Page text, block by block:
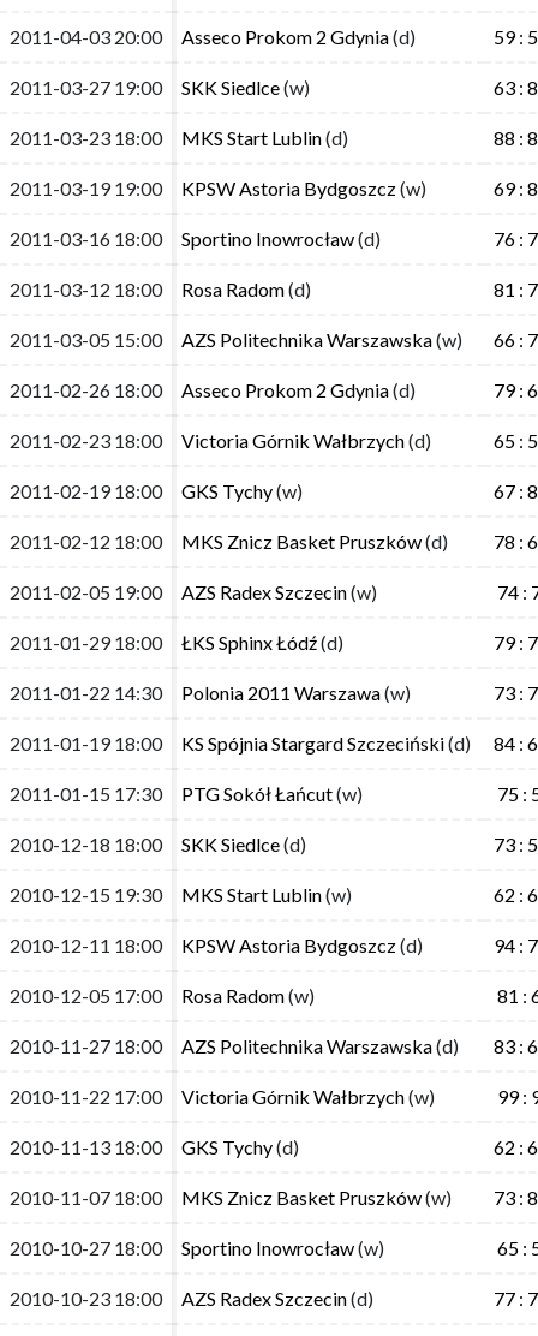
2011-04-03 20:00 Asseco Prokom 2 Gdynia(d) 59 :
2011-03-27 19:00 SKK Siedlce(w) 63 :
2011-03-23 18:00 MKS Start Lublin(d) 88 :
2011-03-19 19:00 KPSW Astoria Bydgoszcz(w) 69 :
2011-03-16 18:00 Sportino Inowrocław(d) 76 :
2011-03-12 18:00 Rosa Radom(d) 81 :
2011-03-05 15:00 AZS Politechnika Warszawska(w) 66 :
2011-02-26 18:00 Asseco Prokom 2 Gdynia(d) 79 :
2011-02-23 18:00 Victoria Górnik Wałbrzych(d) 65 :
2011-02-19 18:00 GKS Tychy(w) 67 :
2011-02-12 18:00 MKS Znicz Basket Pruszków(d) 78 :
2011-02-05 19:00 AZS Radex Szczecin(w) 74 :
2011-01-29 18:00 ŁKS Sphinx Łódź(d) 79 :
2011-01-22 14:30 Polonia 2011 Warszawa(w) 73 :
2011-01-19 18:00 KS Spójnia Stargard Szczeciński(d) 84 :
2011-01-15 17:30 PTG Sokół Łańcut(w) 75 :
2010-12-18 18:00 SKK Siedlce(d) 73 :
2010-12-15 19:30 MKS Start Lublin(w) 62 :
2010-12-11 18:00 KPSW Astoria Bydgoszcz(d) 94 :
2010-12-05 17:00 Rosa Radom(w) 81 :
2010-11-27 18:00 AZS Politechnika Warszawska(d) 83 :
2010-11-22 17:00 Victoria Górnik Wałbrzych(w) 99 :
2010-11-13 18:00 GKS Tychy(d) 62 :
2010-11-07 18:00 MKS Znicz Basket Pruszków(w) 73 :
2010-10-27 18:00 Sportino Inowrocław(w) 65 :
2010-10-23 18:00 AZS Radex Szczecin(d) 77 :
2011-04-03 20:00 Asseco Prokom 2 Gdynia(d) 59 :
2011-03-27 19:00 SKK Siedlce(w) 63 :
2011-03-23 18:00 MKS Start Lublin(d) 88 :
2011-03-19 19:00 KPSW Astoria Bydgoszcz(w) 69 :
2011-03-16 18:00 Sportino Inowrocław(d) 76 :
2011-03-12 18:00 Rosa Radom(d) 81 :
2011-03-05 15:00 AZS Politechnika Warszawska(w) 66 :
2011-02-26 18:00 Asseco Prokom 2 Gdynia(d) 79 :
2011-02-23 18:00 Victoria Górnik Wałbrzych(d) 65 :
2011-02-19 18:00 GKS Tychy(w) 67 :
2011-02-12 18:00 MKS Znicz Basket Pruszków(d) 78 :
2011-02-05 19:00 AZS Radex Szczecin(w) 74 :
2011-01-29 18:00 ŁKS Sphinx Łódź(d) 79 :
2011-01-22 14:30 Polonia 2011 Warszawa(w) 73 :
2011-01-19 18:00 KS Spójnia Stargard Szczeciński(d) 84 :
2011-01-15 17:30 PTG Sokół Łańcut(w) 75 :
2010-12-18 18:00 SKK Siedlce(d) 73 :
2010-12-15 19:30 MKS Start Lublin(w) 62 :
2010-12-11 18:00 KPSW Astoria Bydgoszcz(d) 94 :
2010-12-05 17:00 Rosa Radom(w) 81 :
2010-11-27 18:00 AZS Politechnika Warszawska(d) 83 :
2010-11-22 17:00 Victoria Górnik Wałbrzych(w) 99 :
2010-11-13 18:00 GKS Tychy(d) 62 :
2010-11-07 18:00 MKS Znicz Basket Pruszków(w) 73 :
2010-10-27 18:00 Sportino Inowrocław(w) 65 :
2010-10-23 18:00 AZS Radex Szczecin(d) 77 :